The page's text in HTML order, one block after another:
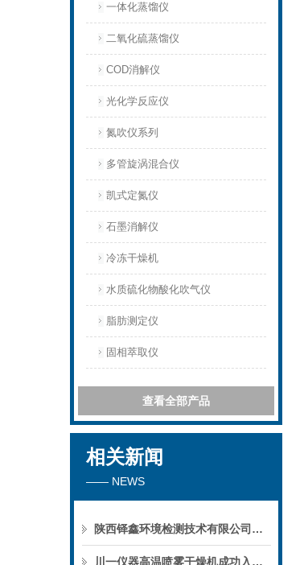
一体化蒸馏仪
二氧化硫蒸馏仪
COD消解仪
光化学反应仪
氮吹仪系列
多管旋涡混合仪
凯式定氮仪
石墨消解仪
冷冻干燥机
水质硫化物酸化吹气仪
脂肪测定仪
固相萃取仪
查看全部产品
相关新闻
—— NEWS
陕西铎鑫环境检测技术有限公司采购我司全自动液液萃取仪
川一仪器高温喷雾干燥机成功入驻鄱阳职业学院，助力职业教育实训平台升级